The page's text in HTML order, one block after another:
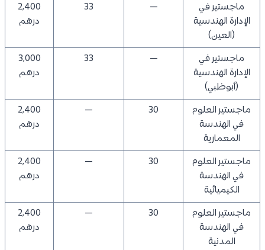
ماجستير في
الإدارة الهندسية
(العين)
—
33
2,400
درهم
ماجستير في
الإدارة الهندسية
(أبوظبي)
—
33
3,000
درهم
ماجستير العلوم
في الهندسة
المعمارية
30
—
2,400
درهم
ماجستير العلوم
في الهندسة
الكيميائية
30
—
2,400
درهم
ماجستير العلوم
في الهندسة
المدنية
30
—
2,400
درهم